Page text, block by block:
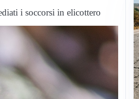
i soccorsi in elicottero